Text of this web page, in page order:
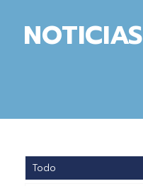
NOTICIAS
Todo